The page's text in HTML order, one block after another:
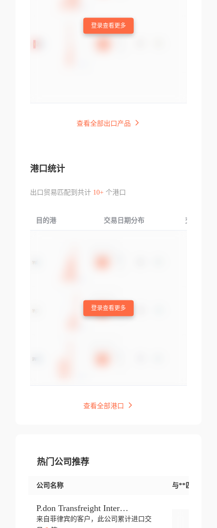
登录查看更多
查看全部出口产品
港口统计
出口贸易匹配到共计 10+个港口
目的港 交易日期分布 交易产品
登录查看更多
查看全部港口
热门公司推荐
公司名称 与**匹配交易
P.don Transfreight International
来自菲律宾的客户，此公司累计进口交